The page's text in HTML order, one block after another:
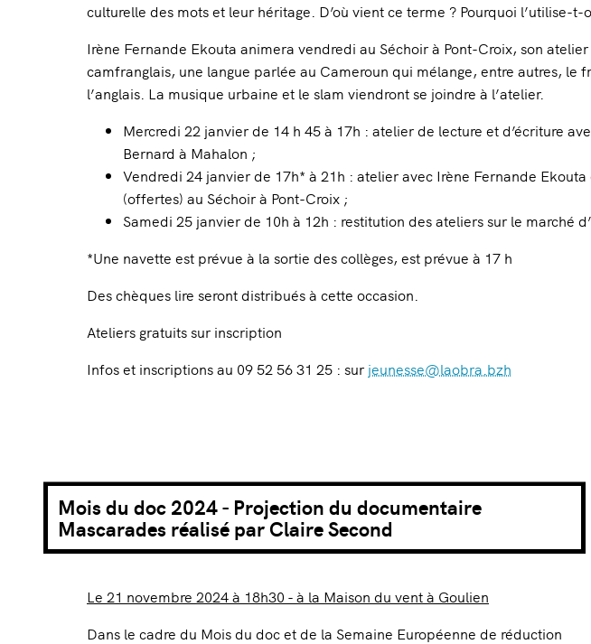
culturelle des mots et leur héritage. D’où vient ce terme ? Pourquoi l’utilise-t-
Irène Fernande Ekouta animera vendredi au Séchoir à Pont-Croix, son atelier
camfranglais, une langue parlée au Cameroun qui mélange, entre autres, le
l’anglais. La musique urbaine et le slam viendront se joindre à l’atelier.
Mercredi 22 janvier de 14 h 45 à 17h : atelier de lecture et d’écriture
Bernard à Mahalon ;
Vendredi 24 janvier de 17h* à 21h : atelier avec Irène Fernande Ekouta
(offertes) au Séchoir à Pont-Croix ;
Samedi 25 janvier de 10h à 12h : restitution des ateliers sur le marché
*Une navette est prévue à la sortie des collèges, est prévue à 17 h
Des chèques lire seront distribués à cette occasion.
Ateliers gratuits sur inscription
Infos et inscriptions au 09 52 56 31 25 : sur jeunesse@laobra.bzh
Mois du doc 2024 - Projection du documentaire
Mascarades réalisé par Claire Second
Le 21 novembre 2024 à 18h30 - à la Maison du vent à Goulien
Dans le cadre du Mois du doc et de la Semaine Européenne de réduction